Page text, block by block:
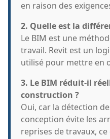
en raison des
2. Quelle est la
Le BIM est une
travail. Revit est un
utilisé pour mettre en
3. Le BIM réduit-il
construction ?
Oui, car la détection
conception évite les
reprises de travaux,